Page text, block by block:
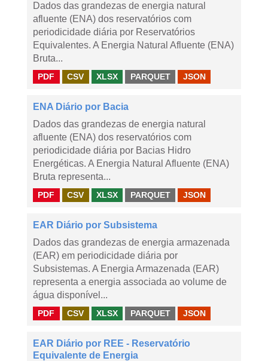
Dados das grandezas de energia natural
afluente (ENA) dos reservatórios com
periodicidade diária por Reservatórios
Equivalentes. A Energia Natural Afluente (ENA)
Bruta...
PDF CSV XLSX PARQUET JSON
ENA Diário por Bacia
Dados das grandezas de energia natural
afluente (ENA) dos reservatórios com
periodicidade diária por Bacias Hidro
Energéticas. A Energia Natural Afluente (ENA)
Bruta representa...
PDF CSV XLSX PARQUET JSON
EAR Diário por Subsistema
Dados das grandezas de energia armazenada
(EAR) em periodicidade diária por
Subsistemas. A Energia Armazenada (EAR)
representa a energia associada ao volume de
água disponível...
PDF CSV XLSX PARQUET JSON
EAR Diário por REE - Reservatório
Equivalente de Energia